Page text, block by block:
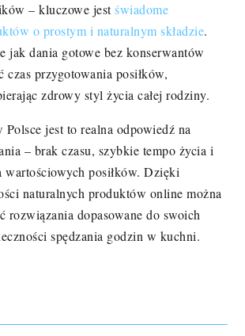
– kluczowe jestświadome
o prostym i naturalnym składzie.
jak dania gotowe bez konserwantów
czas przygotowania posiłków,
zdrowy styl życia całej rodziny.
jest to realna odpowiedź na
– brak czasu, szybkie tempo życia i
wartościowych posiłków. Dzięki
naturalnych produktów online można
rozwiązania dopasowane do swoich
spędzania godzin w kuchni.